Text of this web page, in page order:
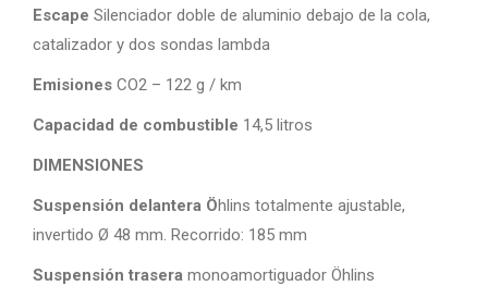
Escape Silenciador doble de aluminio debajo de la cola,
catalizador y dos sondas lambda
Emisiones CO2 – 122 g / km
Capacidad de combustible 14,5 litros
DIMENSIONES
Suspensión delantera Öhlins totalmente ajustable,
invertido Ø 48 mm. Recorrido: 185 mm
Suspensión trasera monoamortiguador Öhlins